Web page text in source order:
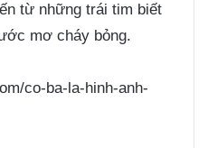
từ những trái tim biết
mơ cháy bỏng.
co-ba-la-hinh-anh-